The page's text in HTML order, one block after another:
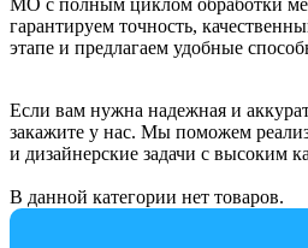
МО с полным циклом обработки
гарантируем точность,
этапе и предлагаем удобные
Если вам нужна надежная и
закажите у нас. Мы поможем
и дизайнерские задачи с высоким
В данной категории нет товаров.